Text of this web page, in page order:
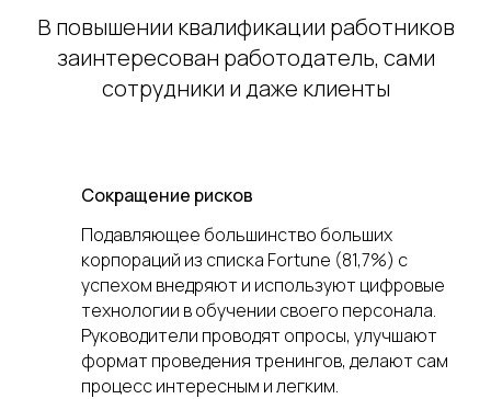
В повышении квалификации работников
заинтересован работодатель, сами
сотрудники и даже клиенты
Сокращение рисков
Подавляющее большинство больших
корпораций из списка Fortune (81,7%) с
успехом внедряют и используют цифровые
технологии в обучении своего персонала.
Руководители проводят опросы, улучшают
формат проведения тренингов, делают сам
процесс интересным и легким.